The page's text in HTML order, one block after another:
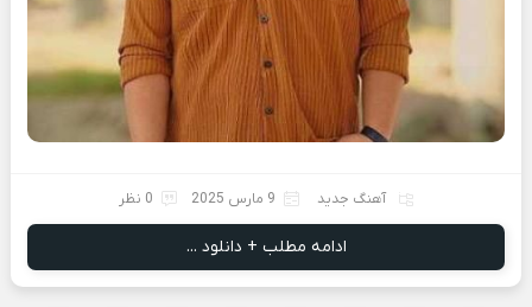
آهنگ جدید 9 مارس 2025 0 نظر
ادامه مطلب + دانلود ...